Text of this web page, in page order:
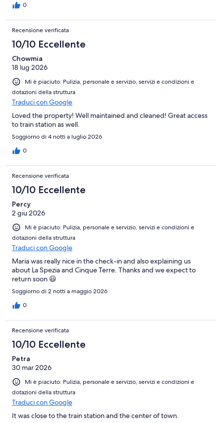
0
Recensione verificata
10/10 Eccellente
Chowmia
18 lug 2026
Mi è piaciuto: Pulizia, personale e servizio, servizi e condizioni e
dotazioni della struttura
Traduci con Google
Loved the property! Well maintained and cleaned! Great access
to train station as well.
Soggiorno di 4 notti a luglio 2026
0
Recensione verificata
10/10 Eccellente
Percy
2 giu 2026
Mi è piaciuto: Pulizia, personale e servizio, servizi e condizioni e
dotazioni della struttura
Traduci con Google
Maria was really nice in the check-in and also explaining us
about La Spezia and Cinque Terre. Thanks and we expect to
return soon 😃
Soggiorno di 2 notti a maggio 2026
0
Recensione verificata
10/10 Eccellente
Petra
30 mar 2026
Mi è piaciuto: Pulizia, personale e servizio, servizi e condizioni e
dotazioni della struttura
Traduci con Google
It was close to the train station and the center of town.